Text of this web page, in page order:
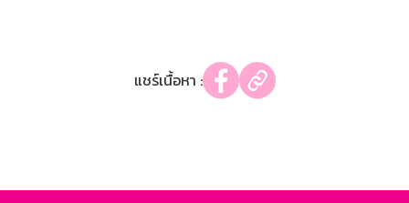
แชร์เนื้อหา :